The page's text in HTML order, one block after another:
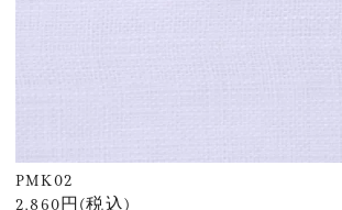
PMK02
2,860円(税込)